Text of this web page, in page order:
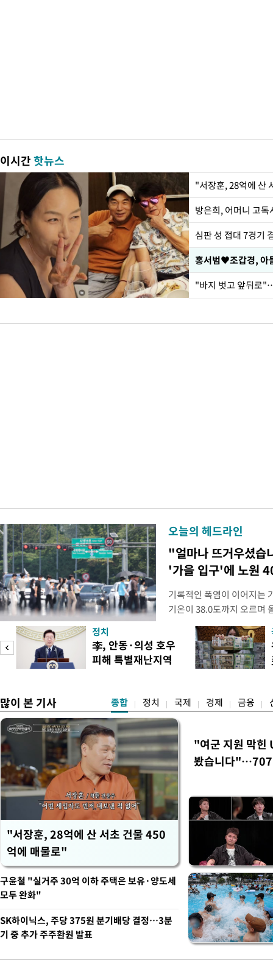
이시간핫뉴스
"서장훈, 28억에 산
방은희, 어머니 고
심판 성 접대 7경기
홍서범♥조갑경, 아
"바지 벗고 앞뒤로
오늘의 헤드라인
"얼마나 뜨거우셨습
'가을 입구'에 노원
기록적인 폭염이 이어지는
기온이 38.0도까지 오르며
상청에 따르면 이날 서울
관기상관측(ASOS) 기준
위에 해당한다. 서울의 역
39.6도다. 자동기상관측장
정치
李, 안동·의성 호우
피해 특별재난지역
많이 본 기사 종합 정치 국제 경제 금융
"서장훈, 28억에 산 서초 건물 450
억에 매물로"
"여군 지원 막힌
봤습니다"…707
구윤철 "실거주 30억 이하 주택은 보유·양도세
모두 완화"
SK하이닉스, 주당 375원 분기배당 결정…3분
기 중 추가 주주환원 발표